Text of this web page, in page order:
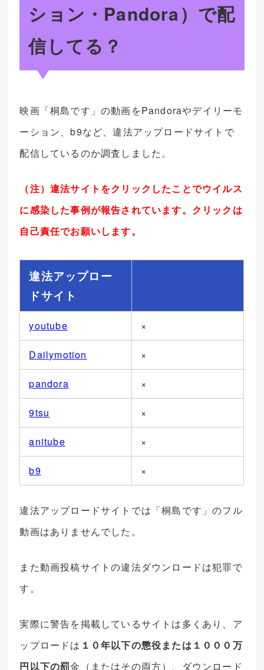
ション・Pandora）で配
信してる？
映画「桐島です」の動画をPandoraやデイリーモ
ーション、b9など、違法アップロードサイトで
配信しているのか調査しました。
（注）違法サイトをクリックしたことでウイルス
に感染した事例が報告されています。クリックは
自己責任でお願いします。
違法アップロー
ドサイト
youtube ×
Dailymotion ×
pandora ×
9tsu ×
anitube ×
b9 ×
違法アップロードサイトでは「桐島です」のフル
動画はありませんでした。
また動画投稿サイトの違法ダウンロードは犯罪で
す。
実際に警告を掲載しているサイトは多くあり、ア
ップロードは １０年以下の懲役または１０００万
円以下の罰金（またはその両方）、ダウンロード